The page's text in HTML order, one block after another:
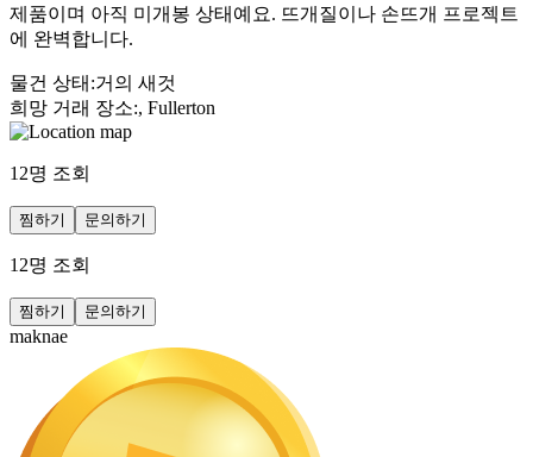
제품이며 아직 미개봉 상태예요. 뜨개질이나 손뜨개 프로젝트
에 완벽합니다.
물건 상태 :거의 새것
희망 거래 장소:, Fullerton
12명 조회
찜하기 문의하기
12명 조회
찜하기 문의하기
maknae